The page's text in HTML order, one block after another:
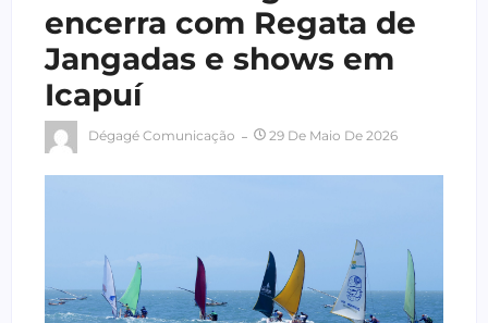
encerra com Regata de
Jangadas e shows em
Icapuí
Dégagé Comunicação 29 De Maio De 2026